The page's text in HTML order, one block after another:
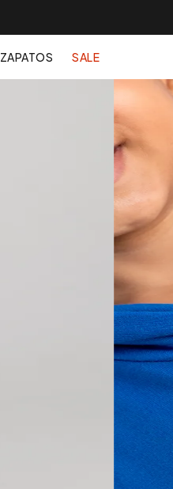
ZAPATOS SALE